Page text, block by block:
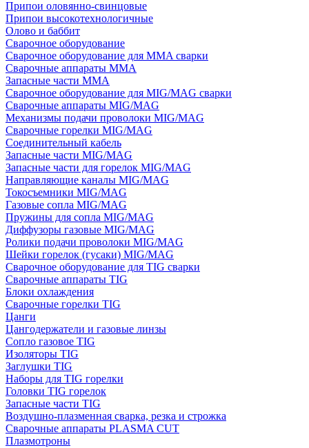
Припои оловянно-свинцовые
Припои высокотехнологичные
Олово и баббит
Сварочное оборудование
Сварочное оборудование для MMA сварки
Сварочные аппараты MMA
Запасные части MMA
Сварочное оборудование для MIG/MAG сварки
Сварочные аппараты MIG/MAG
Механизмы подачи проволоки MIG/MAG
Сварочные горелки MIG/MAG
Соединительный кабель
Запасные части MIG/MAG
Запасные части для горелок MIG/MAG
Направляющие каналы MIG/MAG
Токосъемники MIG/MAG
Газовые сопла MIG/MAG
Пружины для сопла MIG/MAG
Диффузоры газовые MIG/MAG
Ролики подачи проволоки MIG/MAG
Шейки горелок (гусаки) MIG/MAG
Сварочное оборудование для TIG сварки
Сварочные аппараты TIG
Блоки охлаждения
Сварочные горелки TIG
Цанги
Цангодержатели и газовые линзы
Сопло газовое TIG
Изоляторы TIG
Заглушки TIG
Наборы для TIG горелки
Головки TIG горелок
Запасные части TIG
Воздушно-плазменная сварка, резка и строжка
Сварочные аппараты PLASMA CUT
Плазмотроны